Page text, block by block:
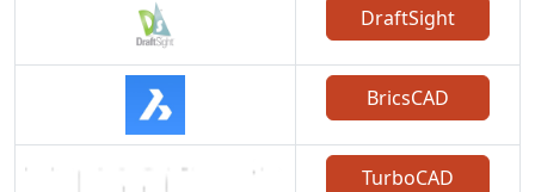
DraftSight
BricsCAD
TurboCAD